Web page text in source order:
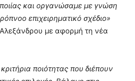
και οργανώσαμε με γνώση
επιχειρηματικό σχέδιο»
με αφορμή τη νέα
ποιότητας που διέπουν